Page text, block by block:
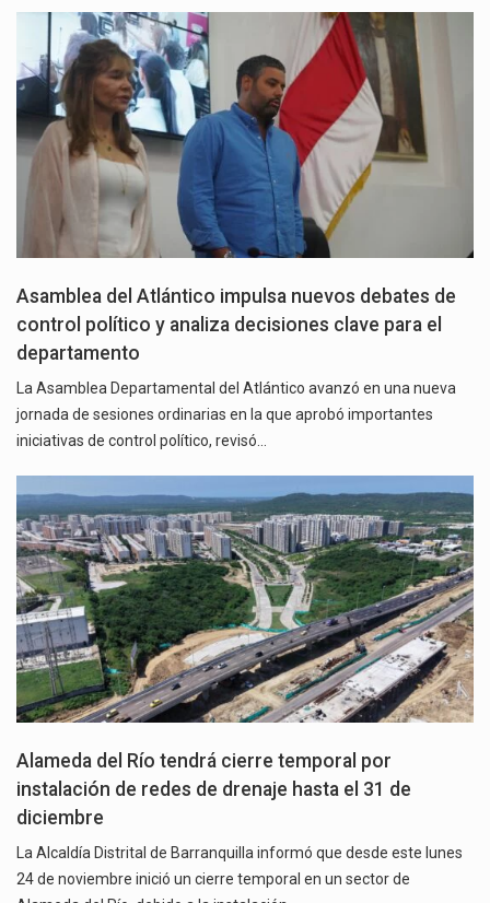
Asamblea del Atlántico impulsa nuevos debates de
control político y analiza decisiones clave para el
departamento
La Asamblea Departamental del Atlántico avanzó en una nueva
jornada de sesiones ordinarias en la que aprobó importantes
iniciativas de control político, revisó…
Alameda del Río tendrá cierre temporal por
instalación de redes de drenaje hasta el 31 de
diciembre
La Alcaldía Distrital de Barranquilla informó que desde este lunes
24 de noviembre inició un cierre temporal en un sector de